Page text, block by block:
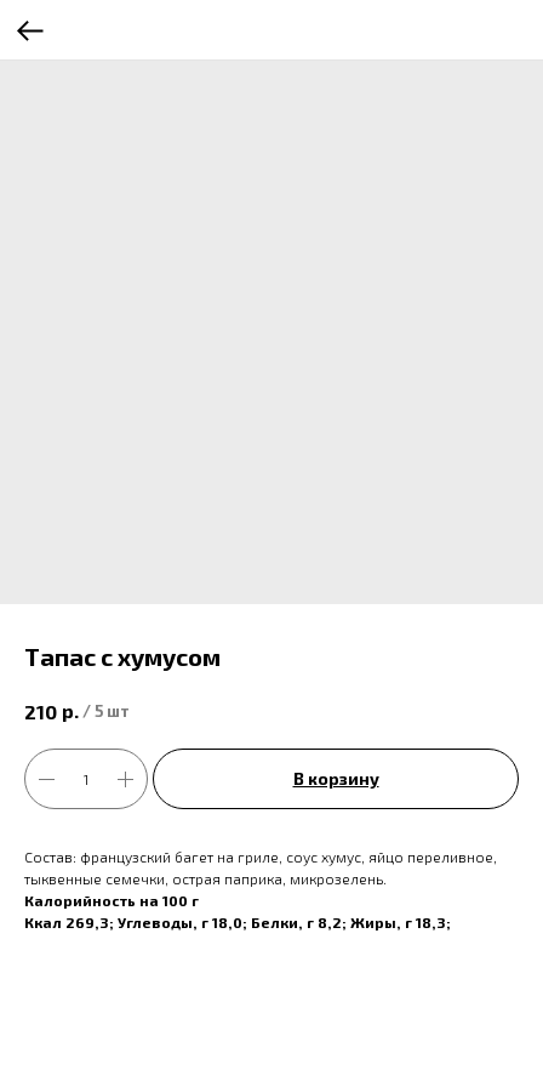
Тапас с хумусом
210 р. /5 шт
В корзину
Состав: французский багет на гриле, соус хумус, яйцо переливное,
тыквенные семечки, острая паприка, микрозелень.
Калорийность на 100 г
Ккал 269,3; Углеводы, г 18,0; Белки, г 8,2; Жиры, г 18,3;